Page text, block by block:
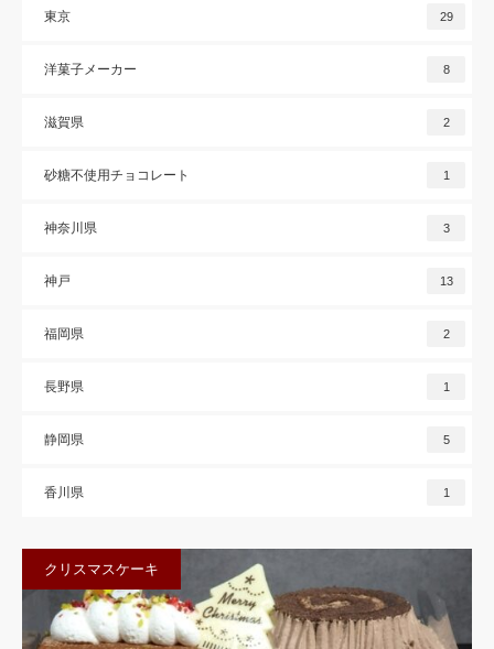
東京 29
洋菓子メーカー 8
滋賀県 2
砂糖不使用チョコレート 1
神奈川県 3
神戸 13
福岡県 2
長野県 1
静岡県 5
香川県 1
クリスマスケーキ